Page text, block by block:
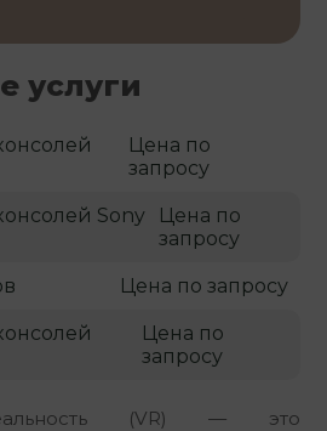
(VR) — это
услуги
Цена по
запросу
Sony
Цена по
запросу
Цена по запросу
Цена по
запросу